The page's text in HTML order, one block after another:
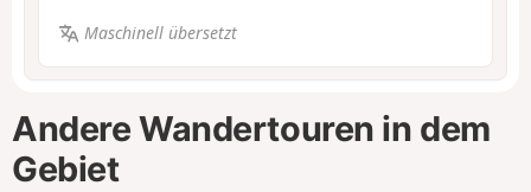
Maschinell übersetzt
Andere Wandertouren in dem
Gebiet